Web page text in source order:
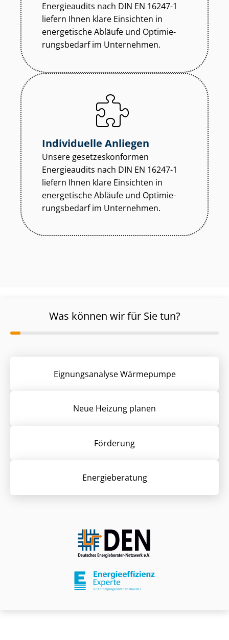
Energieaudits nach DIN EN 16247-1
liefern Ihnen klare Einsichten in
energetische Abläufe und Op­ti­mie­
rungs­be­darf im Unternehmen.
Individuelle Anliegen
Unsere ge­set­zes­kon­for­men
Energieaudits nach DIN EN 16247-1
liefern Ihnen klare Einsichten in
energetische Abläufe und Op­ti­mie­
rungs­be­darf im Unternehmen.
Was können wir für Sie tun?
Eignungsanalyse Wärmepumpe
Neue Heizung planen
Förderung
Energieberatung